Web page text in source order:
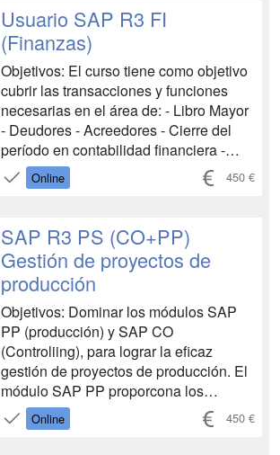
conocer y trabajar con un sistema SAP
real implementado en cualquier
entida...
Usuario SAP R3 FI
(Finanzas)
Objetivos: El curso tiene como objetivo
cubrir las transacciones y funciones
necesarias en el área de: - Libro Mayor
- Deudores - Acreedores - Cierre del
período en contabilidad financiera -
Gestión de Caja - Activos Fijo...
Online 450 €
SAP R3 PS (CO+PP)
Gestión de proyectos de
producción
Objetivos: Dominar los módulos SAP
PP (producción) y SAP CO
(Controliing), para lograr la eficaz
gestión de proyectos de producción. El
módulo SAP PP proporcona los
conocimientos necesarios para llevar el
control y Planificación de la Producción
Online 450 €